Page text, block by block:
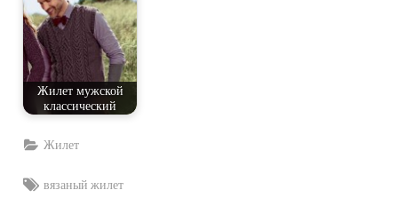
Жилет мужской
классический
Жилет
Tags:
вязаный жилет